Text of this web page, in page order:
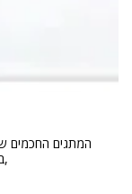
המתגים החכמים